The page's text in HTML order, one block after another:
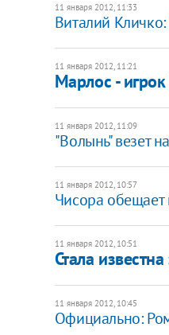
11 января 2012, 11:33
Виталий
11 января 2012, 11:21
Марлос -
11 января 2012, 11:09
"Волынь" везет
11 января 2012, 10:57
Чисора обещает
11 января 2012, 10:51
Стала
11 января 2012, 10:45
Официально: